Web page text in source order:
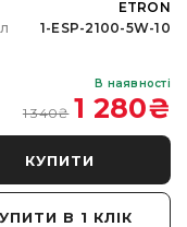
ETRON
1-ESP-2100-5W-10
В наявності
1 340₴ 1 280₴
КУПИТИ
В 1 КЛІК